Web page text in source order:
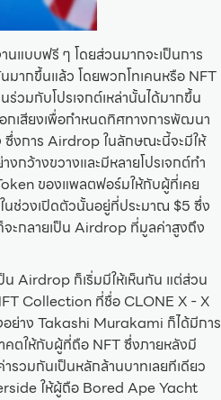
แบบฟรี ๆ โดยส่วนมากจะเป็นการ
ากขึ้นแล้ว โดยพวกโทเคนหรือ NFT
ร่วมกับโปรเจกต์เหล่านั้นได้มากขึ้น
อกเสียงเพื่อกำหนดทิศทางการพัฒนา
ซึ่งการ Airdrop ในลักษณะนี้จะมีให้
กว้างขวางและมีหลายโปรเจกต์ทำ
ของแพลตฟอร์มให้กับผู้ที่เคย
นช่วงเปิดตัวนั้นอยู่ที่ประมาณ $5 ซึ่ง
ะกลายเป็น Airdrop ที่มูลค่าสูงถึง
Airdrop ก็เริ่มมีให้เห็นกัน แต่ส่วน
Collection ที่ชื่อ CLONE X - X
ย่าง Takashi Murakami ก็ได้มีการ
ตให้กับผู้ที่ถือ NFT ซึ่งภายหลังมี
วมกันเป็นหลักล้านบาทเลยทีเดียว
ให้ผู้ถือ Bored Ape Yacht